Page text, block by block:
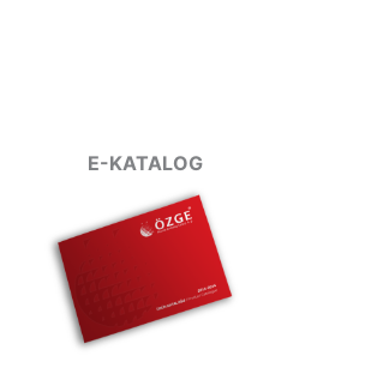
E-KATALOG